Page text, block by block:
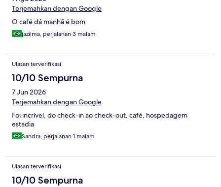
Terjemahkan dengan Google
O café dá manhã é bom
jazilma, perjalanan 3 malam
Ulasan terverifikasi
10/10 Sempurna
7 Jun 2026
Terjemahkan dengan Google
Foi incrível, do check-in ao check-out, café, hospedagem
estadia
Sandra, perjalanan 1 malam
Ulasan terverifikasi
10/10 Sempurna